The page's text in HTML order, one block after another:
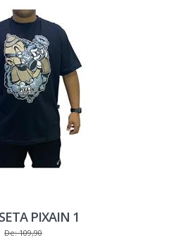
PIXAIN 1
De: 109,90